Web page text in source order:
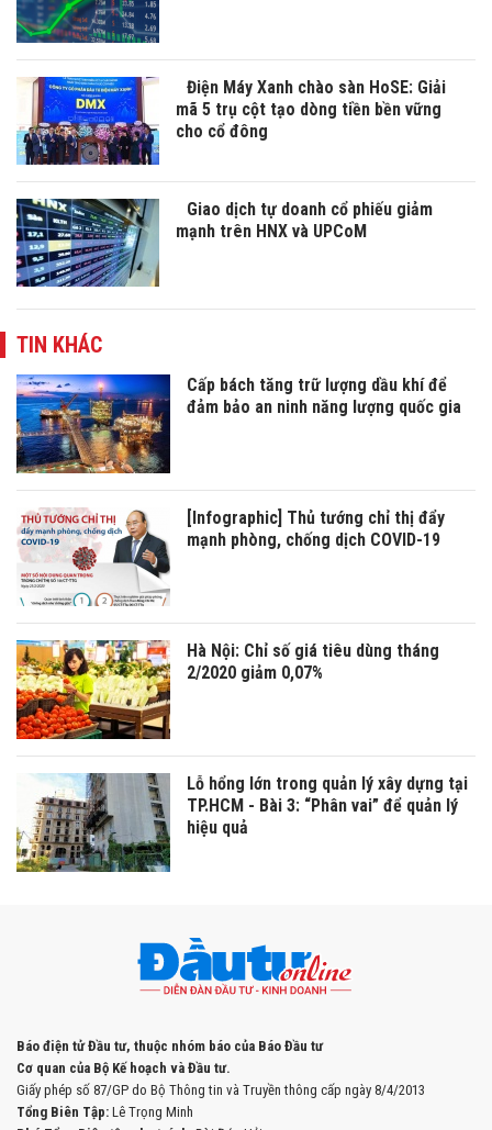
Điện Máy Xanh chào sàn HoSE: Giải
mã 5 trụ cột tạo dòng tiền bền vững
cho cổ đông
Giao dịch tự doanh cổ phiếu giảm
mạnh trên HNX và UPCoM
TIN KHÁC
Cấp bách tăng trữ lượng dầu khí để
đảm bảo an ninh năng lượng quốc gia
[Infographic] Thủ tướng chỉ thị đẩy
mạnh phòng, chống dịch COVID-19
Hà Nội: Chỉ số giá tiêu dùng tháng
2/2020 giảm 0,07%
Lỗ hổng lớn trong quản lý xây dựng tại
TP.HCM - Bài 3: “Phân vai” để quản lý
hiệu quả
Báo điện tử Đầu tư, thuộc nhóm báo của Báo Đầu tư
Cơ quan của Bộ Kế hoạch và Đầu tư.
Giấy phép số 87/GP do Bộ Thông tin và Truyền thông cấp ngày 8/4/2013
Tổng Biên Tập: Lê Trọng Minh